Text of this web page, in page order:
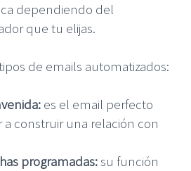
dependiendo del
que tu elijas.
de emails automatizados:
es el email perfecto
a construir una relación con
programadas:su función